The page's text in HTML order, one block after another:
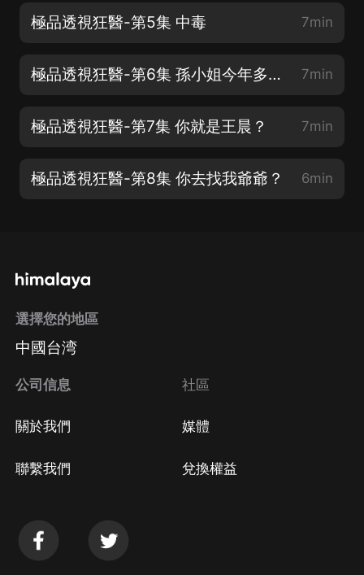
極品透視狂醫-第5集 中毒 7min
極品透視狂醫-第6集 孫小姐今年多大了？ 7min
極品透視狂醫-第7集 你就是王晨？ 7min
極品透視狂醫-第8集 你去找我爺爺？ 6min
選擇您的地區
中國台湾
公司信息
關於我們
聯繫我們
社區
媒體
兌換權益